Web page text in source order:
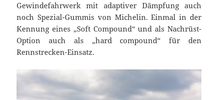
Gewindefahrwerk mit adaptiver Dämpfung auch
noch Spezial-Gummis von Michelin. Einmal in der
Kennung eines „Soft Compound“ und als Nachrüst-
Option auch als „hard compound“ für den
Rennstrecken-Einsatz.